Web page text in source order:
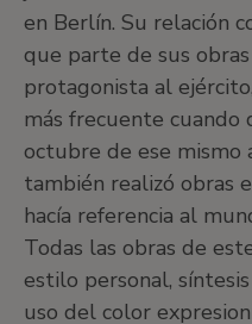
en Berlín. Su relación
que parte de sus
protagonista al
más frecuente cuando
octubre de ese mismo
también realizó obras
hacía referencia al
Todas las obras de
estilo personal,
uso del color